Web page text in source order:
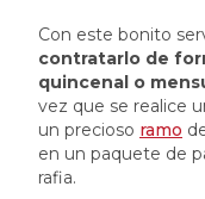
Con este bonito
contratarlo de
quincenal o
vez que se realice
un precioso ramo
en un paquete de
rafia.